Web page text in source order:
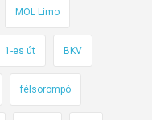
a
g
g
l
MOL Limo
1-es út BKV
félsorompó